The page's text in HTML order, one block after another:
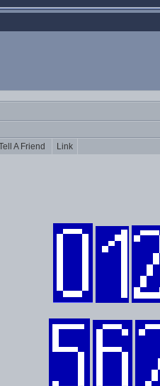
A Friend Link